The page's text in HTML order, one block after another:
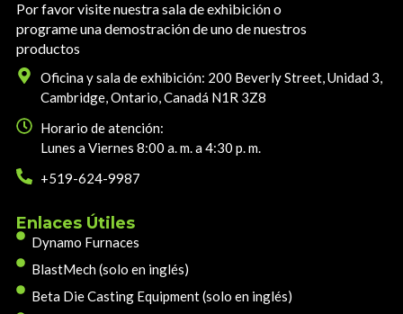
Por favor visite nuestra sala de exhibición o
programe una demostración de uno de nuestros
productos
Oficina y sala de exhibición: 200 Beverly Street, Unidad 3,
Cambridge, Ontario, Canadá N1R 3Z8
Horario de atención:
Lunes a Viernes 8:00 a. m. a 4:30 p. m.
+519-624-9987
Enlaces Útiles
Dynamo Furnaces
BlastMech (solo en inglés)
Beta Die Casting Equipment (solo en inglés)